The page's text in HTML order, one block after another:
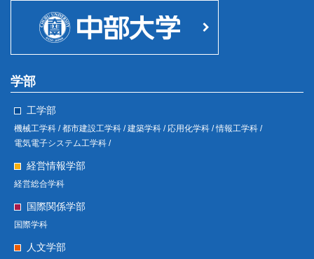
学部
工学部
機械工学科 / 都市建設工学科 / 建築学科 / 応用化学科 / 情報工学科 /
電気電子システム工学科 /
経営情報学部
経営総合学科
国際関係学部
国際学科
人文学部